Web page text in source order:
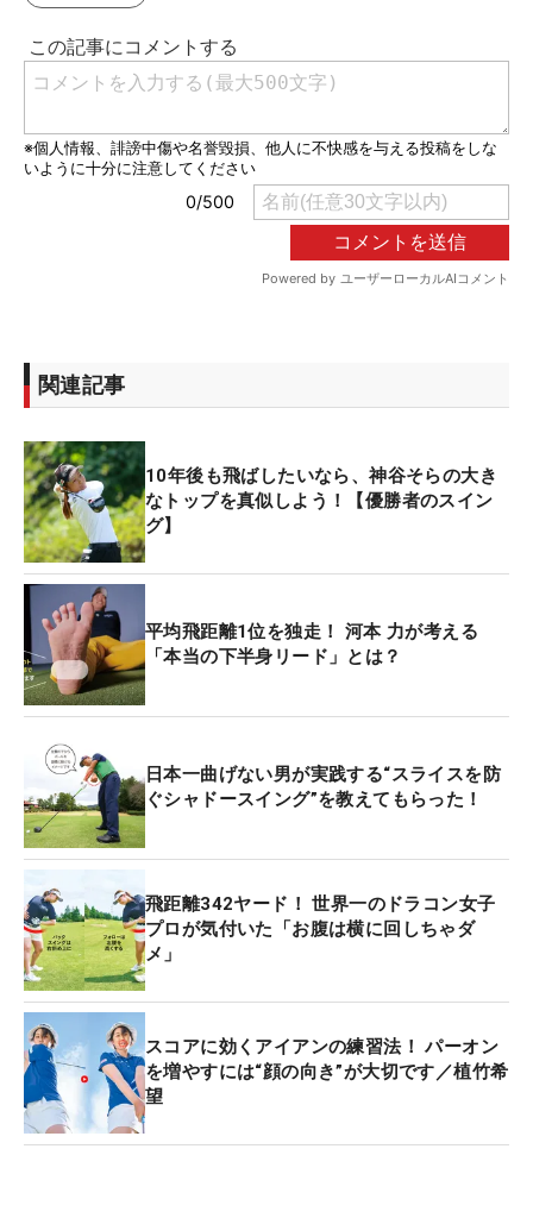
関連記事
10年後も飛ばしたいなら、神谷そらの大き
なトップを真似しよう！【優勝者のスイン
グ】
平均飛距離1位を独走！ 河本 力が考える
「本当の下半身リード」とは？
日本一曲げない男が実践する“スライスを防
ぐシャドースイング”を教えてもらった！
飛距離342ヤード！ 世界一のドラコン女子
プロが気付いた「お腹は横に回しちゃダ
メ」
スコアに効くアイアンの練習法！ パーオン
を増やすには“顔の向き”が大切です／植竹希
望